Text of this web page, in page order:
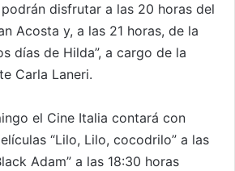
disfrutar a las 20 horas del
Acosta y, a las 21 horas, de la
días de Hilda”, a cargo de la
Carla Laneri.
el Cine Italia contará con
“Lilo, Lilo, cocodrilo” a las
Adam” a las 18:30 horas